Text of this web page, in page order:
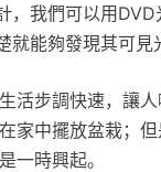
，我們可以用
就能夠發現其可見
活步調快速，讓
家中擺放盆栽；
一時興起。